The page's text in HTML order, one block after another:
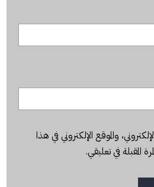
والموقع الإلكتروني في هذا
المقبلة في تعليقي.